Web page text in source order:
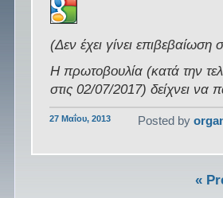
(Δεν έχει γίνει επιβεβαίωση
Η πρωτοβουλία (κατά την
στις 02/07/2017) δείχνει να
27 Μαΐου, 2013 Posted by
«